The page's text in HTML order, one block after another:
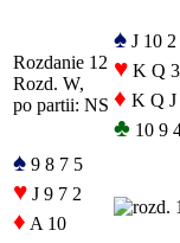
Rozdanie 12
Rozd. W,
po partii: NS
♠ J 10 2
♥ K Q 3
♦ K Q J
♣ 10 9
♠ 9 8 7 5
♥ J 9 7 2
♦ A 10